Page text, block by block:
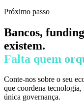
Próximo passo
Bancos,
existem.
Falta quem
Conte-nos sobre o seu
que coordena
única governança.